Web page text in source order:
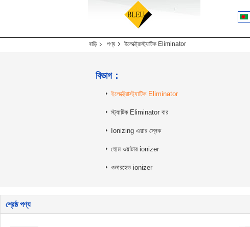
বাড়ি পণ্য ইলেক্ট্রোস্ট্যাটিক Eliminator
বিভাগ：
ইলেক্ট্রোস্ট্যাটিক Eliminator
স্ট্যাটিক Eliminator বার
Ionizing এয়ার স্নেক
হোম ওয়াটার ionizer
ওভারহেড ionizer
শ্রেষ্ঠ পণ্য